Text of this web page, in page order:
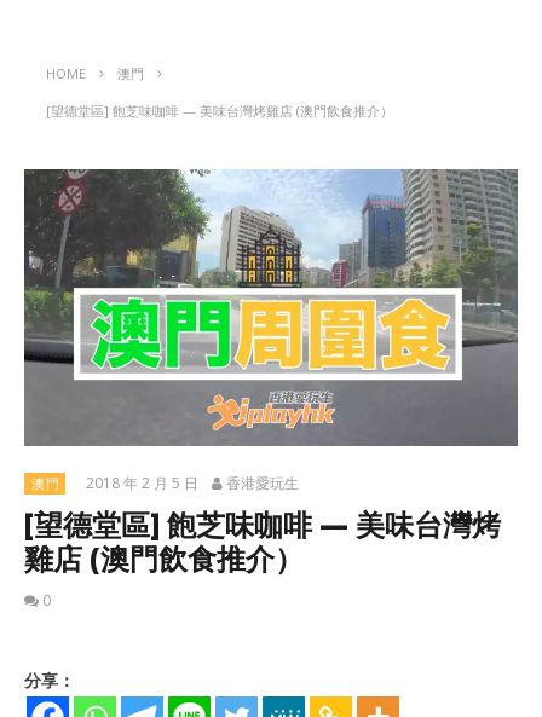
HOME 澳門
[望德堂區] 飽芝味咖啡 — 美味台灣烤雞店 (澳門飲食推介）
澳門 2018 年 2 月 5 日 香港愛玩生
[望德堂區] 飽芝味咖啡 — 美味台灣烤
雞店 (澳門飲食推介）
0
分享：